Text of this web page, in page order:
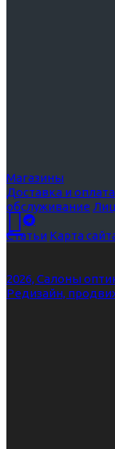
Магазины
Доставка и оплата
обслуживание
Статьи Карта
2026, Салоны
Редизайн,